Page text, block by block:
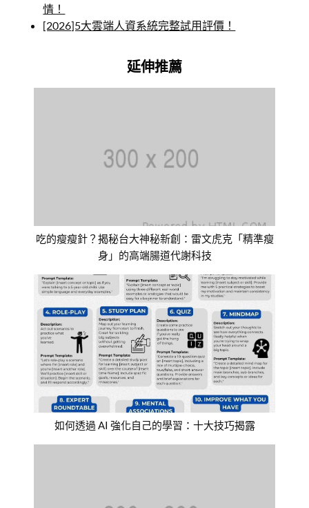
情！
[2026]5大雲端人資系統完整試用評價！
延伸推薦
吃的瘦瘦針？揭秘台大神秘新創：雷文虎克「精準瘦
身」的高端腸道代謝科技
如何透過 AI 強化自己的學習：十大技巧揭露